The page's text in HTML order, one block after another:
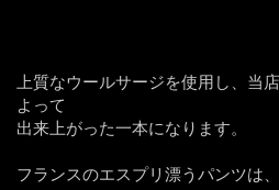
上質なウールサージを使用し、当
よって
出来上がった一本になります。
フランスのエスプリ漂うパンツは